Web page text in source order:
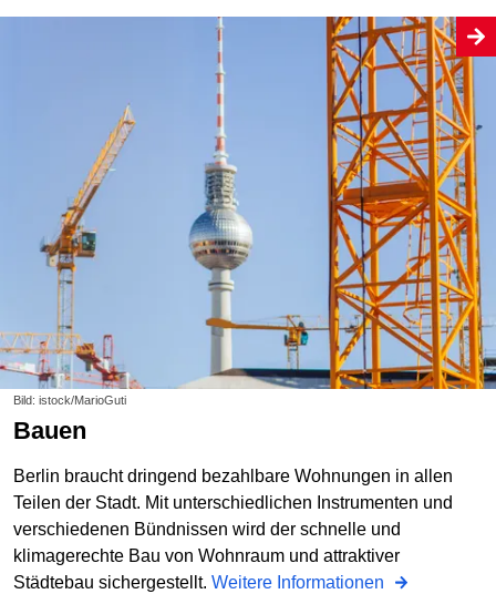
Bild: istock/MarioGuti
Bauen
Berlin braucht dringend bezahlbare Wohnungen in allen
Teilen der Stadt. Mit unterschiedlichen Instrumenten und
verschiedenen Bündnissen wird der schnelle und
klimagerechte Bau von Wohnraum und attraktiver
Städtebau sichergestellt. Weitere Informationen